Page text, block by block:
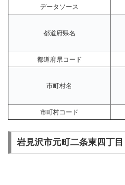
データソース
都道府県名
都道府県コード
市町村名
市町村コード
岩見沢市元町二条東四丁目